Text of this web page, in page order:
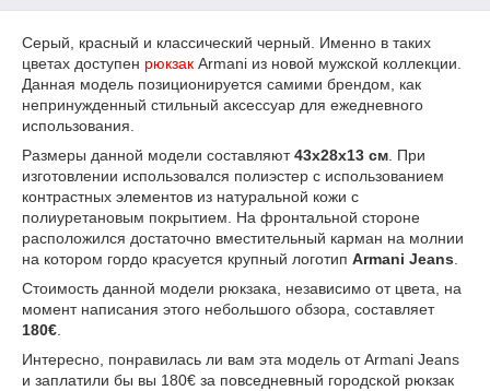
Серый, красный и классический черный. Именно в таких
цветах доступен рюкзак Armani из новой мужской коллекции.
Данная модель позиционируется самими брендом, как
непринужденный стильный аксессуар для ежедневного
использования.
Размеры данной модели составляют43х28х13 см . При
изготовлении использовался полиэстер с использованием
контрастных элементов из натуральной кожи с
полиуретановым покрытием. На фронтальной стороне
расположился достаточно вместительный карман на молнии
на котором гордо красуется крупный логотип Armani Jeans
Стоимость данной модели рюкзака, независимо от цвета, на
момент написания этого небольшого обзора, составляет
180€
Интересно, понравилась ли вам эта модель от Armani Jeans
и заплатили бы вы 180€ за повседневный городской рюкзак